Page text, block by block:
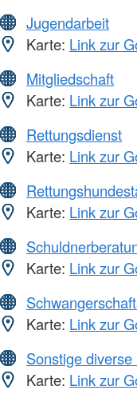
Jugendarbeit
Karte: Link zur
Mitgliedschaft
Karte: Link zur
Rettungsdienst
Karte: Link zur
Karte: Link zur
Karte: Link zur
Karte: Link zur
Sonstige
Karte: Link zur